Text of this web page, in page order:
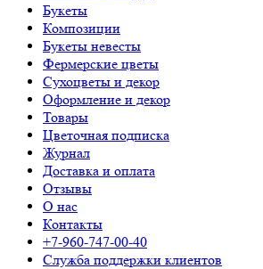
Букеты
Композиции
Букеты невесты
Фермерские цветы
Сухоцветы и декор
Оформление и декор
Товары
Цветочная подписка
Журнал
Доставка и оплата
Отзывы
О нас
Контакты
+7-960-747-00-40
Служба поддержки клиентов